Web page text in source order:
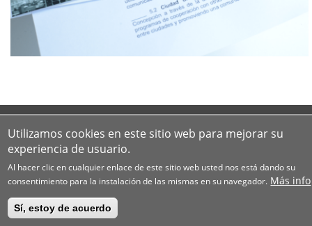
Utilizamos cookies en este sitio web para mejorar su
experiencia de usuario.
Al hacer clic en cualquier enlace de este sitio web usted nos está dando su
consentimiento para la instalación de las mismas en su navegador. Más info
Sí, estoy de acuerdo